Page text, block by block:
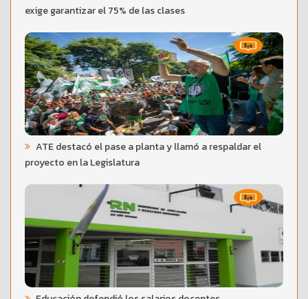
exige garantizar el 75% de las clases
ATE destacó el pase a planta y llamó a respaldar el
proyecto en la Legislatura